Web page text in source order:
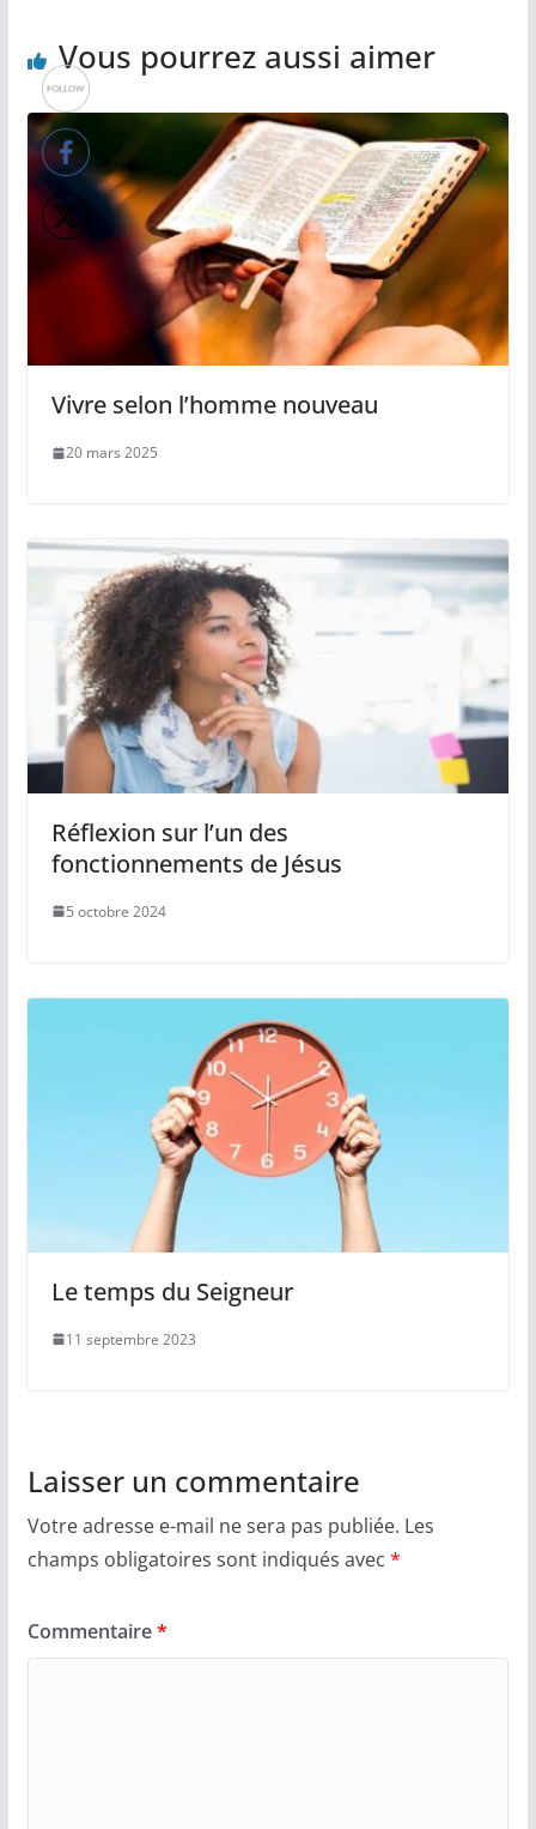
Vous pourrez aussi aimer
Vivre selon l’homme nouveau
20 mars 2025
Réflexion sur l’un des
fonctionnements de Jésus
5 octobre 2024
Le temps du Seigneur
11 septembre 2023
Laisser un commentaire
Votre adresse e-mail ne sera pas publiée. Les
champs obligatoires sont indiqués avec *
Commentaire*